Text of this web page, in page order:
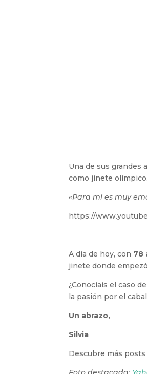
Una de sus grandes
como jinete olímpico.
«Para mí es muy
https://
A día de hoy, con 78
jinete donde
¿Conocíais el caso
la pasión por el
Un abrazo,
Silvia
Descubre más posts